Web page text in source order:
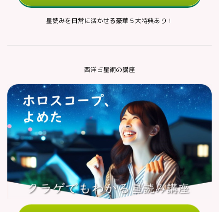
星読みを日常に活かせる豪華５大特典あり！
西洋占星術の講座